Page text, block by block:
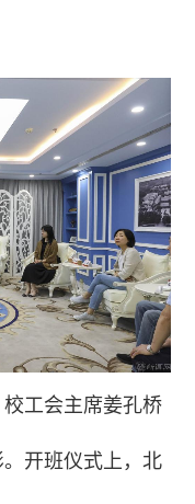
工会主席姜孔桥
开班仪式上，北